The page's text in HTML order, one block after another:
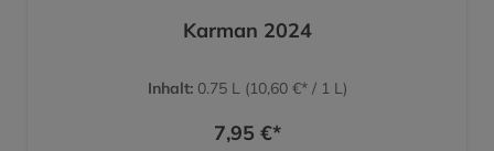
Karman 2024
Inhalt: 0.75 L (10,60 €* / 1 L)
7,95 €*